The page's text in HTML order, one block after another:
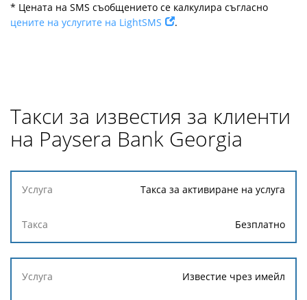
* Цената на SMS съобщението се калкулира съгласно
цените на услугите на LightSMS
.
Такси за известия за клиенти
на Paysera Bank Georgia
Услуга
Такса
Такса за активиране на услуга
Безплатно
Известие чрез имейл